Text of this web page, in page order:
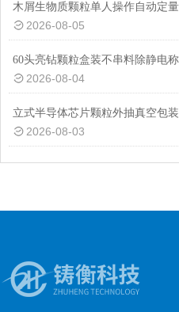
2026-08-05
2026-08-04
2026-08-03